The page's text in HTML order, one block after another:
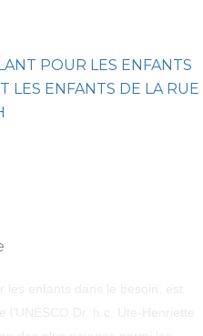
POUR LES ENFANTS
LES ENFANTS DE LA RUE